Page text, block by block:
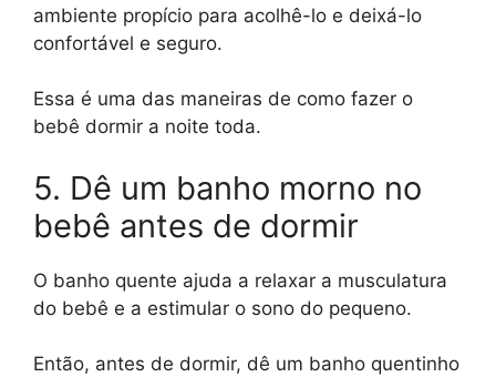
ambiente propício para acolhê-lo e deixá-lo
confortável e seguro.
Essa é uma das maneiras de como fazer o
bebê dormir a noite toda.
5. Dê um banho morno no
bebê antes de dormir
O banho quente ajuda a relaxar a musculatura
do bebê e a estimular o sono do pequeno.
Então, antes de dormir, dê um banho quentinho